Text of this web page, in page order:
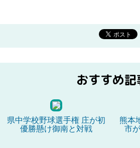
おすすめ記
県中学校野球選手権 庄が初
優勝懸け御南と対戦
熊本
市